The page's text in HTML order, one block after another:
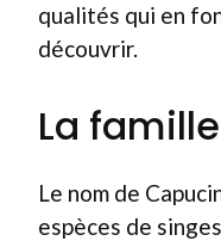
qualités qui en
découvrir.
La
Le nom de
espèces de